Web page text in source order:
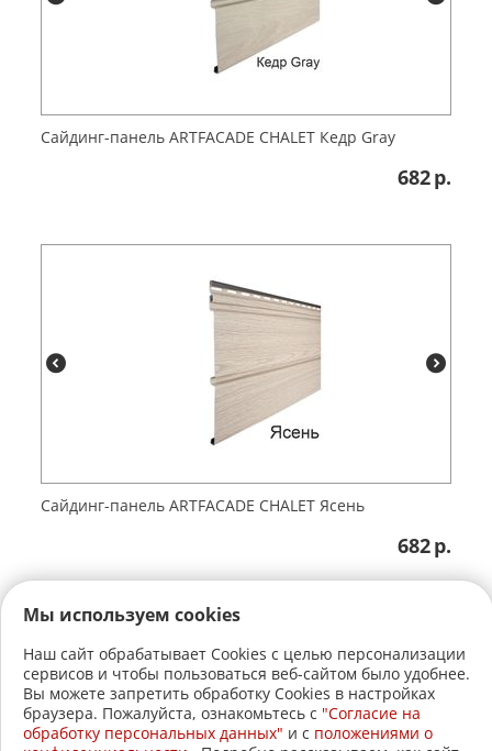
Сайдинг-панель ARTFACADE CHALET Кедр Gray
682р.
Сайдинг-панель ARTFACADE CHALET Ясень
682р.
+7 (3822)22-17-60
+7 (3822)21-30-30
Мы используем cookies
Наш сайт обрабатывает Cookies с целью персонализации
сервисов и чтобы пользоваться веб-сайтом было удобнее.
Вы можете запретить обработку Cookies в настройках
браузера. Пожалуйста, ознакомьтесь с "Согласие на
обработку персональных данных" и c положениями о